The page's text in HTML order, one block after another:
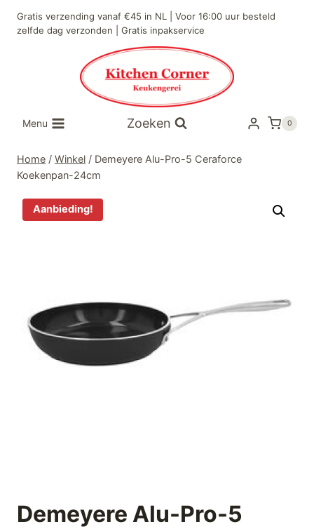
naar
Gratis verzending vanaf €45 in NL | Voor 16:00 uur besteld
zelfde dag verzonden | Gratis inpakservice
Menu Zoeken 0
Home / Winkel / Demeyere Alu-Pro-5 Ceraforce
Koekenpan-24cm
Aanbieding!
Demeyere Alu-Pro-5